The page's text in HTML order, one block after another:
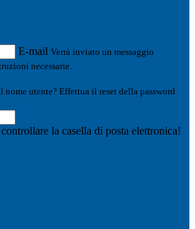
E-mail Verrà inviato un messaggio
necessarie.
nome utente? Effettua il reset della password
la casella di posta elettronica!